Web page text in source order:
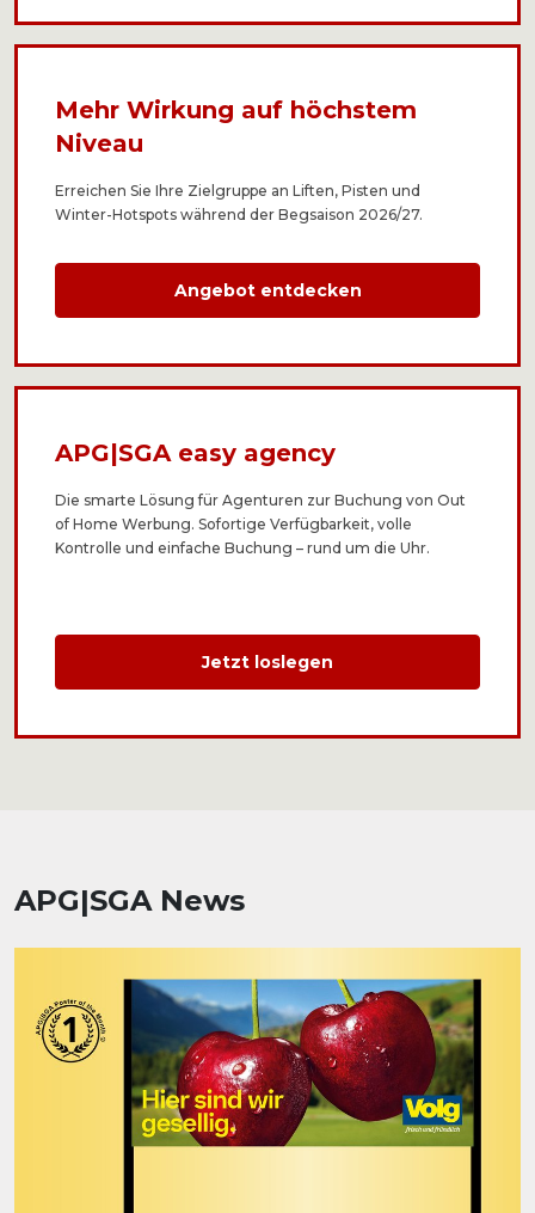
Mehr Wirkung auf höchstem
Niveau
Erreichen Sie Ihre Zielgruppe an Liften, Pisten und
Winter-Hotspots während der Begsaison 2026/27.
Angebot entdecken
APG|SGA easy agency
Die smarte Lösung für Agenturen zur Buchung von Out
of Home Werbung. Sofortige Verfügbarkeit, volle
Kontrolle und einfache Buchung – rund um die Uhr.
Jetzt loslegen
APG|SGA News